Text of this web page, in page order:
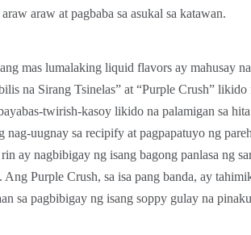
araw at pagbaba sa asukal sa katawan.
mas lumalaking liquid flavors ay mahusay
na Sirang Tsinelas” at “Purple Crush”
twirish-kasoy likido na palamigan sa
nag-uugnay sa recipify at pagpapatuyo ng
ay nagbibigay ng isang bagong panlasa ng
Purple Crush, sa isa pang banda, ay
sa pagbibigay ng isang soppy gulay na